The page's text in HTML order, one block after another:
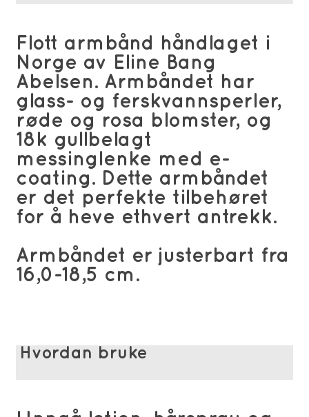
Flott armbånd håndlaget i
Norge av Eline Bang
Abelsen. Armbåndet har
glass- og ferskvannsperler,
røde og rosa blomster, og
18k gullbelagt
messinglenke med e-
coating. Dette armbåndet
er det perfekte tilbehøret
for å heve ethvert antrekk.
Armbåndet er justerbart fra
16,0-18,5 cm.
Hvordan bruke